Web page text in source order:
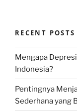
RECENT POSTS
Mengapa
Indonesia?
Pentingnya
Sederhana yang